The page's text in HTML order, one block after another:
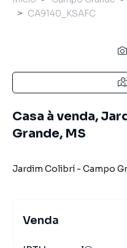
CA9140_KSAFC
Casa à venda,
Grande, MS
Jardim Colibrí - Campo
Venda